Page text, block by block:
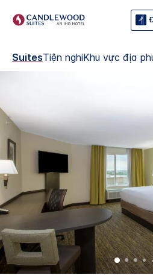
SuitesTiện nghiKhu vực địa